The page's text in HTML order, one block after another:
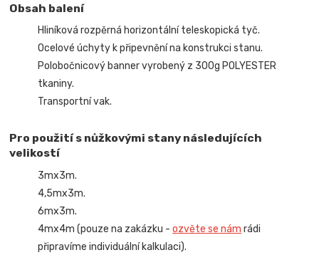
Obsah balení
Hliníková rozpěrná horizontální teleskopická tyč.
Ocelové úchyty k připevnění na konstrukci stanu.
Polobočnicový banner vyrobený z 300g POLYESTER
tkaniny.
Transportní vak.
Pro použití s nůžkovými stany následujících
velikostí
3mx3m.
4,5mx3m.
6mx3m.
4mx4m (pouze na zakázku -ozvěte se nám rádi
připravíme individuální kalkulaci).